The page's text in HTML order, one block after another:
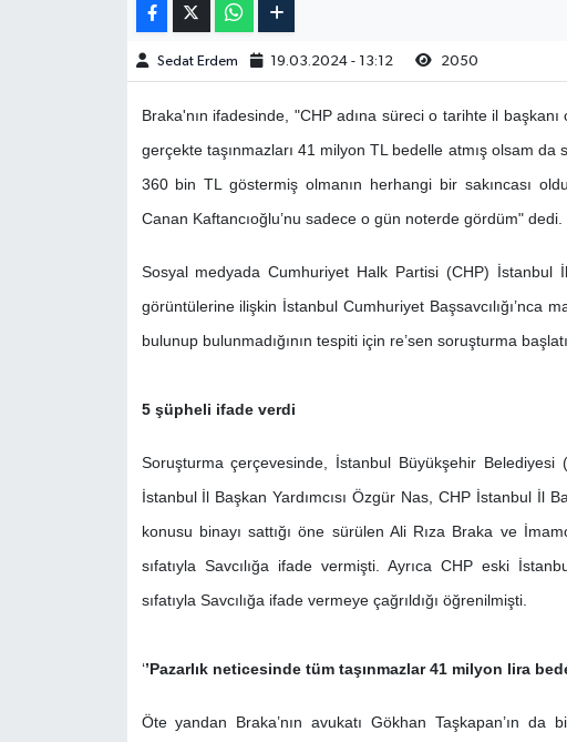
Sedat Erdem 19.03.2024 - 13:12 2050
Braka'nın ifadesinde, "CHP adına süreci o tarihte il
gerçekte taşınmazları 41 milyon TL bedelle atmış olsam
360 bin TL göstermiş olmanın herhangi bir sakıncası
Canan Kaftancıoğlu’nu sadece o gün noterde gördüm" dedi.
Sosyal medyada Cumhuriyet Halk Partisi (CHP) İstanbul İl
görüntülerine ilişkin İstanbul Cumhuriyet Başsavcılığı’nca
bulunup bulunmadığının tespiti için re’sen soruşturma
5 şüpheli ifade verdi
Soruşturma çerçevesinde, İstanbul Büyükşehir
İstanbul İl Başkan Yardımcısı Özgür Nas, CHP İstanbul İl
konusu binayı sattığı öne sürülen Ali Rıza Braka ve
sıfatıyla Savcılığa ifade vermişti. Ayrıca CHP eski
sıfatıyla Savcılığa ifade vermeye çağrıldığı öğrenilmişti.
‘’Pazarlık neticesinde tüm taşınmazlar 41 milyon lira
Öte yandan Braka’nın avukatı Gökhan Taşkapan’ın da